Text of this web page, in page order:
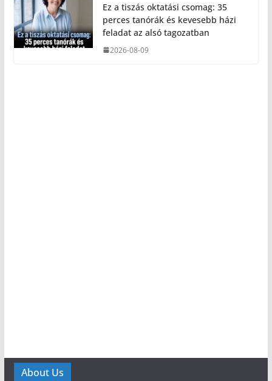
Ez a tiszás oktatási csomag: 35
perces tanórák és kevesebb házi
feladat az alsó tagozatban
2026-08-09
About Us